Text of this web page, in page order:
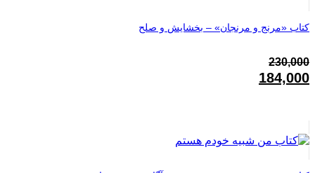
کتاب «مرنج و مرنجان» – بخشایش و صلح
230,000
قیمت
اصلی:
184,000
184,000تومان.